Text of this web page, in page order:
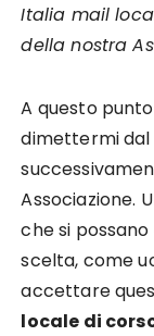
Italia mail
della nostra
A questo
dimettermi dal
Associazione.
che si
scelta, come
accettare
locale di